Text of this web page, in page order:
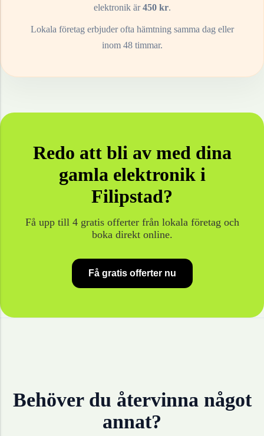
elektronikär450kr.
Lokala företag erbjuder ofta hämtning samma dag eller
inom 48 timmar.
Redo att bli av med dina
gamla elektroniki
Filipstad?
Få upp till 4 gratis offerter från lokala företag och
boka direkt online.
Få gratis offerter nu
Behöver du återvinna något
annat?